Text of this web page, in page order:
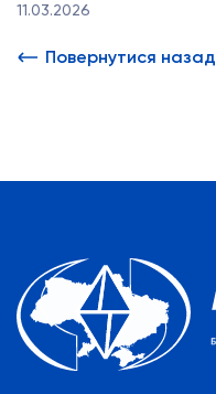
11.03.2026
Повернутися назад